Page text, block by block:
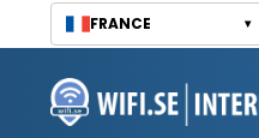
Passer
au
contenu
FRANCE ▾